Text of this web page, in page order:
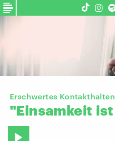
Erschwertes Kontakthalten
"Einsamkeit ist